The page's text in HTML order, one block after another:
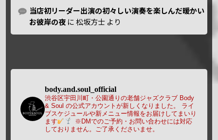
当店初リーダー出演の初々しい演奏を楽しんだ暖かい
お彼岸の夜 に松坂方士 より
body.and.soul_official
渋谷区宇田川町・公園通りの老舗ジャズクラブ Body
& Soul の公式アカウントが新しくなりました。
ライ
ブスケジュールや新メニュー情報をお届けしてまいり
ます
※DMでのご予約・お問い合わせには対応
しておりません。ご了承くださいませ。